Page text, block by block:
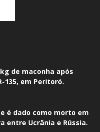
kg de maconha após
135, em Peritoró.
é dado como morto em
entre Ucrânia e Rússia.